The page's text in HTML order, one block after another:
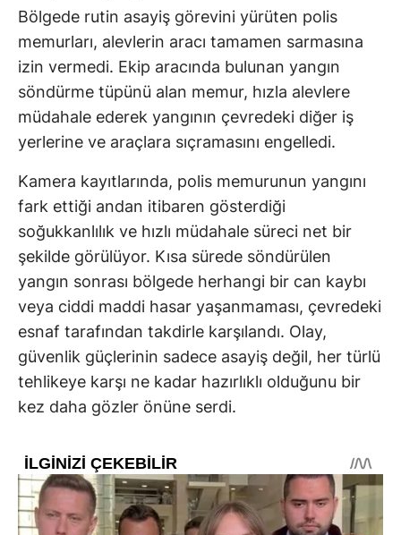
Bölgede rutin asayiş görevini yürüten polis
memurları, alevlerin aracı tamamen sarmasına
izin vermedi. Ekip aracında bulunan yangın
söndürme tüpünü alan memur, hızla alevlere
müdahale ederek yangının çevredeki diğer iş
yerlerine ve araçlara sıçramasını engelledi.
Kamera kayıtlarında, polis memurunun yangını
fark ettiği andan itibaren gösterdiği
soğukkanlılık ve hızlı müdahale süreci net bir
şekilde görülüyor. Kısa sürede söndürülen
yangın sonrası bölgede herhangi bir can kaybı
veya ciddi maddi hasar yaşanmaması, çevredeki
esnaf tarafından takdirle karşılandı. Olay,
güvenlik güçlerinin sadece asayiş değil, her türlü
tehlikeye karşı ne kadar hazırlıklı olduğunu bir
kez daha gözler önüne serdi.